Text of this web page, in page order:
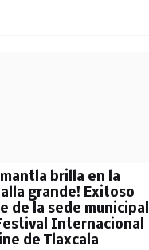
brilla en la
grande! Exitoso
de la sede municipal
Internacional
de Tlaxcala